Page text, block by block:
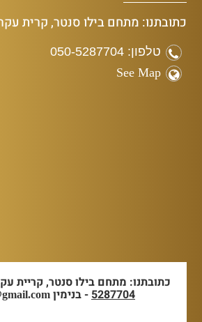
כתובתנו: מתחם בילו סנטר, קרית
טלפון: 050-5287704
See Map
כתובתנו: מתחם בילו סנטר, קריית
5287704- בנימין